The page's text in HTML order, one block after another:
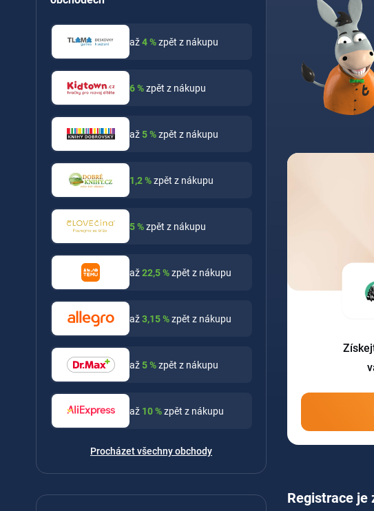
až4%zpět z nákupu
6%zpět z nákupu
až5%zpět z nákupu
1,2%zpět z nákupu
5%zpět z nákupu
až22,5%zpět z nákupu
až3,15%zpět z nákupu
až5%zpět z nákupu
až 10%zpět z nákupu
Procházet všechny obchody
Registrace je